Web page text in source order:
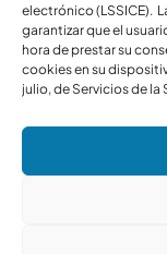
electrónico (LSSICE).
garantizar que el
hora de prestar su
cookies en su
julio, de Servicios de